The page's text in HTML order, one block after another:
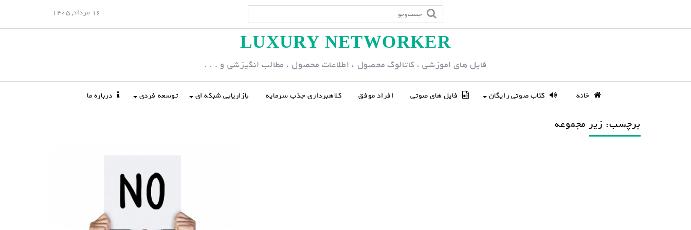
o
16 مرداد, 1405
LUXURY NETWORKER
فایل های اموزشی ، کاتالوگ محصول ، اطلاعات محصول ، مطالب انگیزشی و . . .
خانه کتاب صوتی رایگان فایل های صوتی افراد موفق کلاهبرداری جذب سرمایه بازاریابی شبکه ای توسعه فردی درباره ما
برچسب: زیر مجموعه